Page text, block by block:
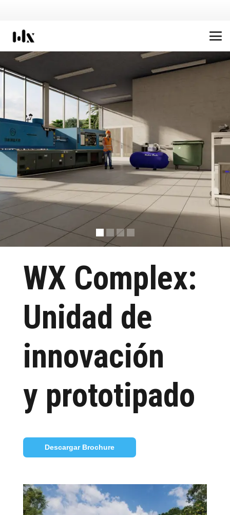
WX Complex:
Unidad de
innovación
y prototipado
Descargar Brochure